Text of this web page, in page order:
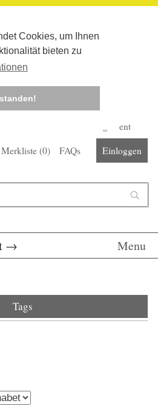
Cookies, um Ihnen
bieten zu
Corona-Management
Merkliste (0) FAQs Einloggen
→ Menu
Tags